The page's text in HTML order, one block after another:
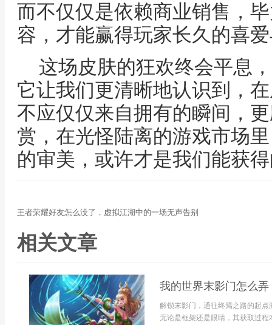
而不仅仅是依赖商业销售，
容，才能赢得玩家长久的喜
这场皮肤的狂欢终会平息
它让我们更清晰地认识到，
不应仅仅来自拥有的瞬间，
赏，在光怪陆离的游戏市场
的审美，或许才是我们能获
王者荣耀好友怎么没了，虚拟江湖中的一场无声告别
相关文章
我的世界末影门怎么
解锁末影门，通往终焉之路的起
无论是框架还是眼睛，其获取过